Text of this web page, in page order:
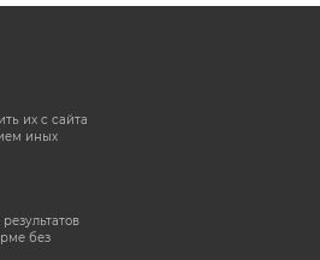
их с сайта
иных
без